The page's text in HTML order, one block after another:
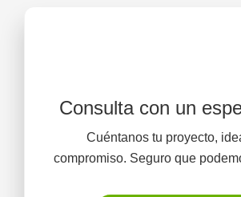
Consulta con un
Cuéntanos tu proyecto,
compromiso. Seguro que